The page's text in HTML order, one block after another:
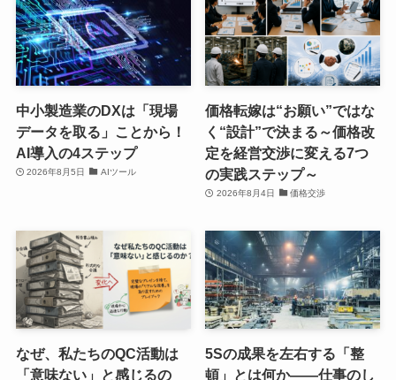
中小製造業のDXは「現場
データを取る」ことから！
AI導入の4ステップ
2026年8月5日 AIツール
価格転嫁は“お願い”ではな
く“設計”で決まる～価格改
定を経営交渉に変える7つ
の実践ステップ～
2026年8月4日 価格交渉
なぜ、私たちのQC活動は
「意味ない」と感じるの
5Sの成果を左右する「整
頓」とは何か――仕事のし